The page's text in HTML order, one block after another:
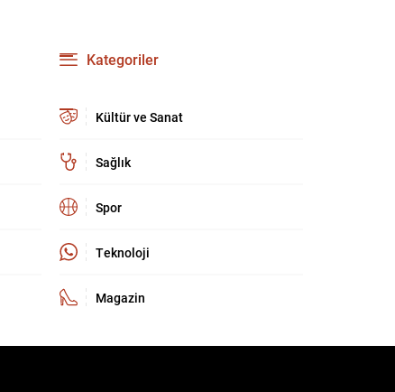
Çağlayan’daki İstanbul Adalet Sarayı’na giderek
savcılığa ifade verdi. İfadesinin ardından
ve savunması...
Kategoriler
Kültür ve Sanat
Sağlık
Spor
Teknoloji
Magazin